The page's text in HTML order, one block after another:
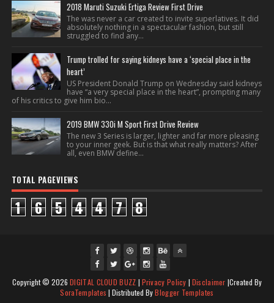
2018 Maruti Suzuki Ertiga Review First Drive
The was never a car created to invite superlatives. It did
absolutely nothing in a spectacular fashion, but still
struggled to find any...
Trump trolled for saying kidneys have a ‘special place in the
heart’
US President Donald Trump on Wednesday said kidneys
have “a very special place in the heart”, prompting many
of his critics to give him bio...
2019 BMW 330i M Sport First Drive Review
The new 3 Series is larger, lighter and far more pleasing
to your inner geek. But is that what really matters? After
all, even BMW define...
TOTAL PAGEVIEWS
1 6 5 4 4 7 8
fac
ebo
twi
tte
gpl
usJ
ins
tag
you
tub
Copyright ©2026DIGITAL CLOUD BUZZ | Privacy Policy | Disclaimer |Created By
SoraTemplates | Distributed ByBlogger Templates